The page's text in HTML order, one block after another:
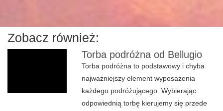
Zobacz również:
Torba podróżna od Bellugio
Torba podróżna to podstawowy i chyba
najważniejszy element wyposażenia
każdego podróżującego. Wybierając
odpowiednią torbę kierujemy się przede